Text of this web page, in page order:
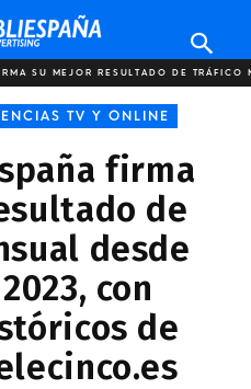
SU MEJOR RESULTADO DE
TV Y ONLINE
firma
de
desde
con
de